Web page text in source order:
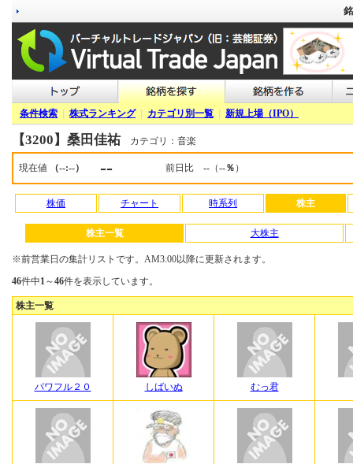
条件検索 株式ランキング| カテゴリ別一覧 新規上場（IPO）
【3200】桑田佳祐 カテゴリ：音楽
現在値 （--:--） -- 前日比 -- （--％ ）
株価 チャート 時系列 株主
株主一覧 大株主
※前営業日の集計リストです。AM3:00以降に更新されます。
46件中1～46件を表示しています。
株主一覧
パワフル２０ しばいぬ むっ君